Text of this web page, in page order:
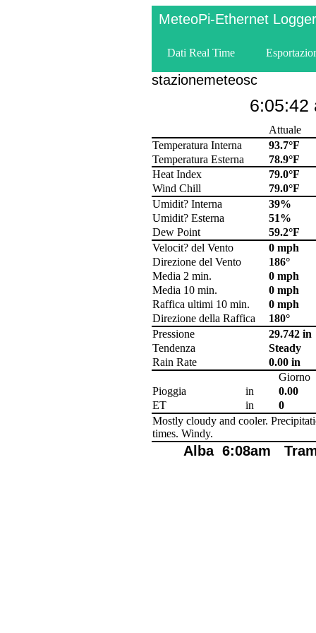
MeteoPi-Ethernet Logger
Dati Real Time
stazionemeteosc
Attuale
Temperatura Interna
93.7°F
Temperatura Esterna
78.9°F
2nd Temp
3rd Temp
4th Temp
Heat Index
79.0°F
THW Index
Wind Chill
79.0°F
Umidit? Interna
39%
Umidit? Esterna
51%
2nd Hum
3rd Hum
Dew Point
59.2°F
Velocit? del Vento
0 mph
Direzione del Vento
186°
Media 2 min.
0 mph
Media 10 min.
0 mph
Raffica ultimi 10 min.
0 mph
Direzione della Raffica
180°
Pressione
29.742 in
Tendenza
Steady
Rain Rate
0.00 in
Giorno
Pioggia
in
0.00
ET
in
0
Mostly cloudy and cooler.
times. Windy.
Alba 6:08am